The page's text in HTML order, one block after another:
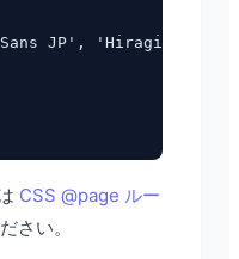
JP', 'Hiragino Kaku
CSS @page ルー
さい。